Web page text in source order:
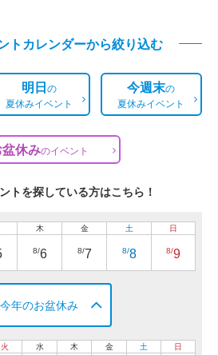
トカレンダーから絞り込む
明日の
夏休みイベント
今週末の
夏休みイベント
休みのイベント
トを探している方はこちら！
木
8/6
金
8/7
土
8/8
日
8/9
今年のお盆休み
火 水 木 金 土 日